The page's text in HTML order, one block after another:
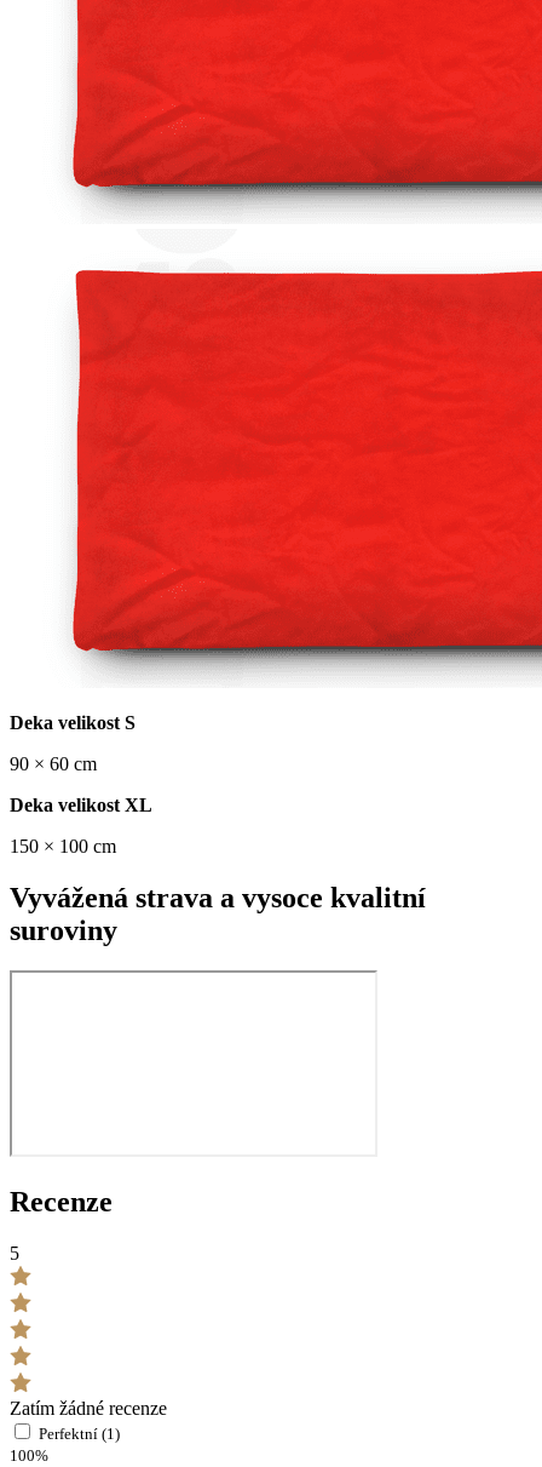
Deka velikost S
90 × 60 cm
Deka velikost XL
150 × 100 cm
Vyvážená strava a vysoce kvalitní
suroviny
Recenze
5
Zatím žádné recenze
Perfektní (1)
100%